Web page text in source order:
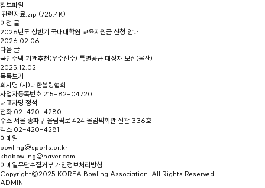
첨부파일
관련자료.zip (725.4K)
이전 글
2026년도 상반기 국내대학원 교육지원금 신청 안내
2026.02.06
다음 글
국민주택 기관추천(우수선수) 특별공급 대상자 모집(울산)
2025.12.02
목록보기
회사명 (사)대한볼링협회
사업자등록번호 215-82-04720
대표자명 정석
전화 02-420-4280
주소 서울 송파구 올림픽로 424 올림픽회관 신관 336호
팩스 02-420-4281
이메일
bowling@sports.or.kr
kbabowling@naver.com
이메일무단수집거부 개인정보처리방침
Copyright©2025 KOREA Bowling Association. All Rights Reserved
ADMIN